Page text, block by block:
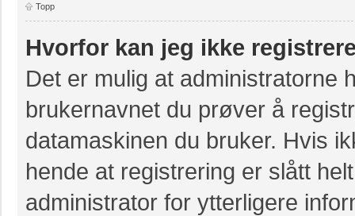
Topp
Hvorfor kan jeg ikke
Det er mulig at administratorne
brukernavnet du prøver å
datamaskinen du bruker. Hvis
hende at registrering er slått
administrator for ytterligere